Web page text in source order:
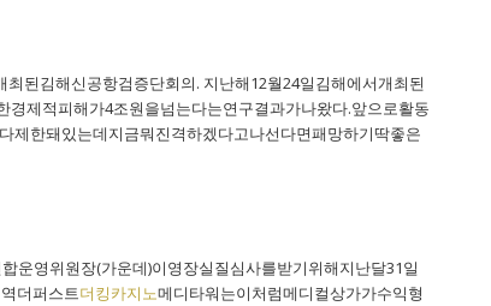
된김해신공항검증단회의. 지난해12월24일김해에서개최된
제적피해가4조원을넘는다는연구결과가나왔다.앞으로활동
제한돼있는데지금뭐진격하겠다고나선다면패망하기딱좋은
운영위원장(가운데)이영장실질심사를받기위해지난달31일
더퍼스트더킹카지노메디타워는이처럼메디컬상가가수익형